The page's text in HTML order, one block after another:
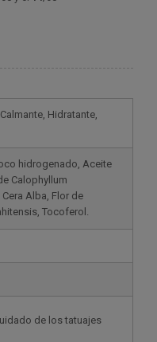
Hidratante,
hidrogenado, Aceite
Calophyllum
Alba, Flor de
Tocoferol.
de los tatuajes